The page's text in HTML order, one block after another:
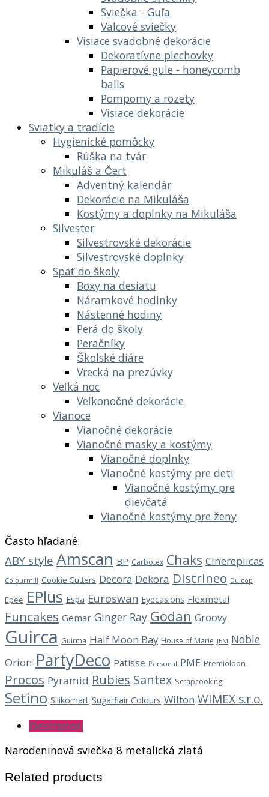
Sviečka - Guľa
Valcové sviečky
Visiace svadobné dekorácie
Dekoratívne plechovky
Papierové gule - honeycomb
balls
Pompomy a rozety
Visiace dekorácie
Sviatky a tradície
Hygienické pomôcky
Rúška na tvár
Mikuláš a Čert
Adventný kalendár
Dekorácie na Mikuláša
Kostýmy a doplnky na Mikuláša
Silvester
Silvestrovské dekorácie
Silvestrovské doplnky
Späť do školy
Boxy na desiatu
Náramkové hodinky
Nástenné hodiny
Perá do školy
Peračníky
Školské diáre
Vrecká na prezúvky
Veľká noc
Veľkonočné dekorácie
Vianoce
Vianočné dekorácie
Vianočné masky a kostýmy
Vianočné doplnky
Vianočné kostýmy pre deti
Vianočné kostýmy pre
dievčatá
Vianočné kostýmy pre ženy
Často hľadané:
ABY style Amscan BP Carbotex Chaks Cinereplicas
Colourmill Cookie Cutters Decora Dekora Distrineo Dulcop
Epee EPlus Espa Euroswan Eyecasions Flexmetal
Funcakes Gemar Ginger Ray Godan Groovy
Guirca Guirma Half Moon Bay House of Marie JEM Noble
Orion PartyDeco Patisse Personal PME Premioloon
Procos Pyramid Rubies Santex Scrapcooking
Setino Silikomart Sugarflair Colours Wilton WIMEX s.r.o.
Description
Narodeninová sviečka 8 metalická zlatá
Related products